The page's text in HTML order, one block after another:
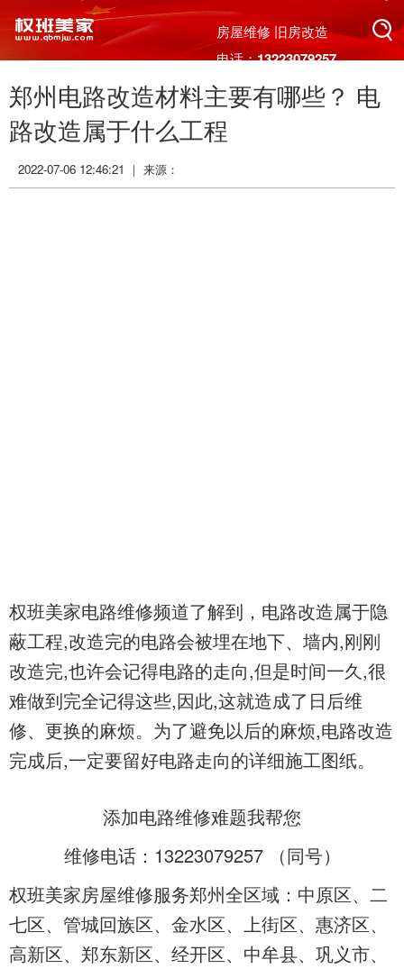
搜索
搜索
房屋维修 旧房改造
电话：13223079257
郑州电路改造材料主要有哪些？ 电
路改造属于什么工程
2022-07-06 12:46:21 ｜ 来源：
权班美家电路维修频道了解到， 电路改造属于隐
蔽工程,改造完的电路会被埋在地下、墙内,刚刚
改造完,也许会记得电路的走向,但是时间一久,很
难做到完全记得这些,因此,这就造成了日后维
修、更换的麻烦。为了避免以后的麻烦,电路改造
完成后,一定要留好电路走向的详细施工图纸。
添加电路维修难题我帮您
维修电话：13223079257 （同号）
权班美家房屋维修服务郑州全区域：中原区、二
七区、管城回族区、金水区、上街区、惠济区、
高新区、郑东新区、经开区、中牟县、巩义市、